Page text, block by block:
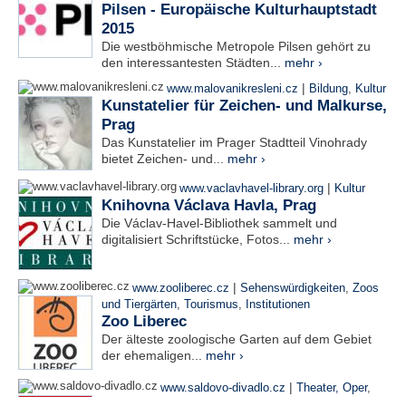
Pilsen - Europäische Kulturhauptstadt
2015
Die westböhmische Metropole Pilsen gehört zu
den interessantesten Städten... mehr ›
www.malovanikresleni.cz | Bildung, Kultur
Kunstatelier für Zeichen- und Malkurse,
Prag
Das Kunstatelier im Prager Stadtteil Vinohrady
bietet Zeichen- und... mehr ›
www.vaclavhavel-library.org | Kultur
Knihovna Václava Havla, Prag
Die Václav-Havel-Bibliothek sammelt und
digitalisiert Schriftstücke, Fotos... mehr ›
www.zooliberec.cz | Sehenswürdigkeiten, Zoos
und Tiergärten, Tourismus, Institutionen
Zoo Liberec
Der älteste zoologische Garten auf dem Gebiet
der ehemaligen... mehr ›
www.saldovo-divadlo.cz | Theater, Oper,